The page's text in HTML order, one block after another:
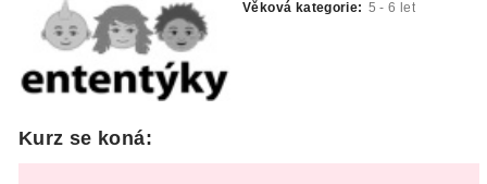
Věková kategorie: 5 - 6 let
Kurz se koná: